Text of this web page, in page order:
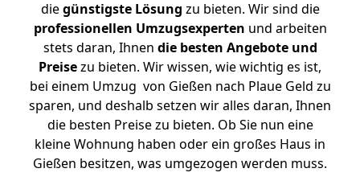
diegünstigste Lösung zu bieten. Wir sind die
professionellen Umzugsexperten und arbeiten
stets daran, Ihnen die besten Angebote und
Preisezu bieten. Wir wissen, wie wichtig es ist,
bei einem Umzug von Gießen nach Plaue Geld zu
sparen, und deshalb setzen wir alles daran, Ihnen
die besten Preise zu bieten. Ob Sie nun eine
kleine Wohnung haben oder ein großes Haus in
Gießen besitzen, was umgezogen werden muss.